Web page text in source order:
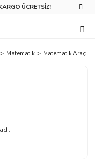
ÜCRETSİZ!
Matematik Matematik Araç